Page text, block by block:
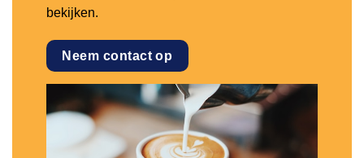
bekijken.
Neem contact op